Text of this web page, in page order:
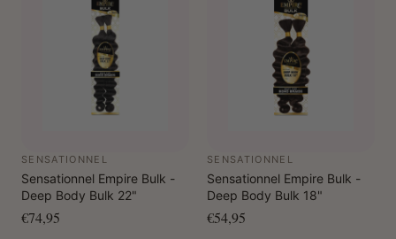
SENSATIONNEL
Sensationnel Empire Bulk -
Deep Body Bulk 22"
€74,95
SENSATIONNEL
Sensationnel Empire Bulk -
Deep Body Bulk 18"
€54,95